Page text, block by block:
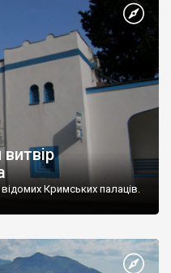
Кримських палаців.